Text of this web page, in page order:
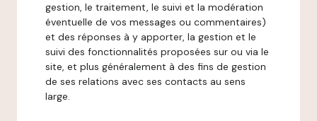
gestion, le traitement, le suivi et la modération
éventuelle de vos messages ou commentaires)
et des réponses à y apporter, la gestion et le
suivi des fonctionnalités proposées sur ou via le
site, et plus généralement à des fins de gestion
de ses relations avec ses contacts au sens
large.